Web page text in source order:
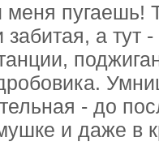
пугаешь!
а тут -
- до
и даже в